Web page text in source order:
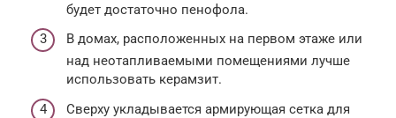
будет достаточно пенофола.
В домах, расположенных на первом этаже или
над неотапливаемыми помещениями лучше
использовать керамзит.
Сверху укладывается армирующая сетка для